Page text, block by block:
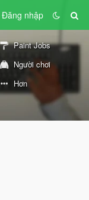
Đăng nhập
Paint Jobs
Người chơi
Hơn